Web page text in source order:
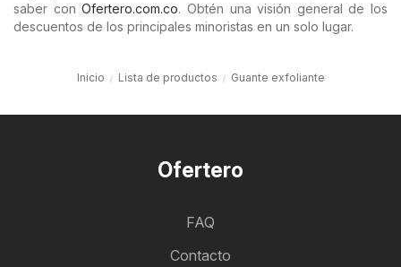
saber conOfertero.com.co. Obtén una visión general de los
descuentos de los principales minoristas en un solo lugar.
Inicio Lista de productos Guante exfoliante
Ofertero
FAQ
Contacto